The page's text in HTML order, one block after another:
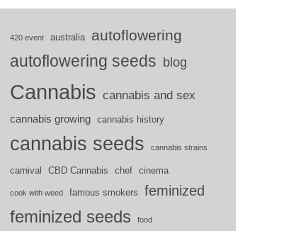
420 event australia autoflowering
autoflowering seeds blog
Cannabis cannabis and sex
cannabis growing cannabis history
cannabis seeds cannabis strains
carnival CBD Cannabis chef cinema
cook with weed famous smokers feminized
feminized seeds food